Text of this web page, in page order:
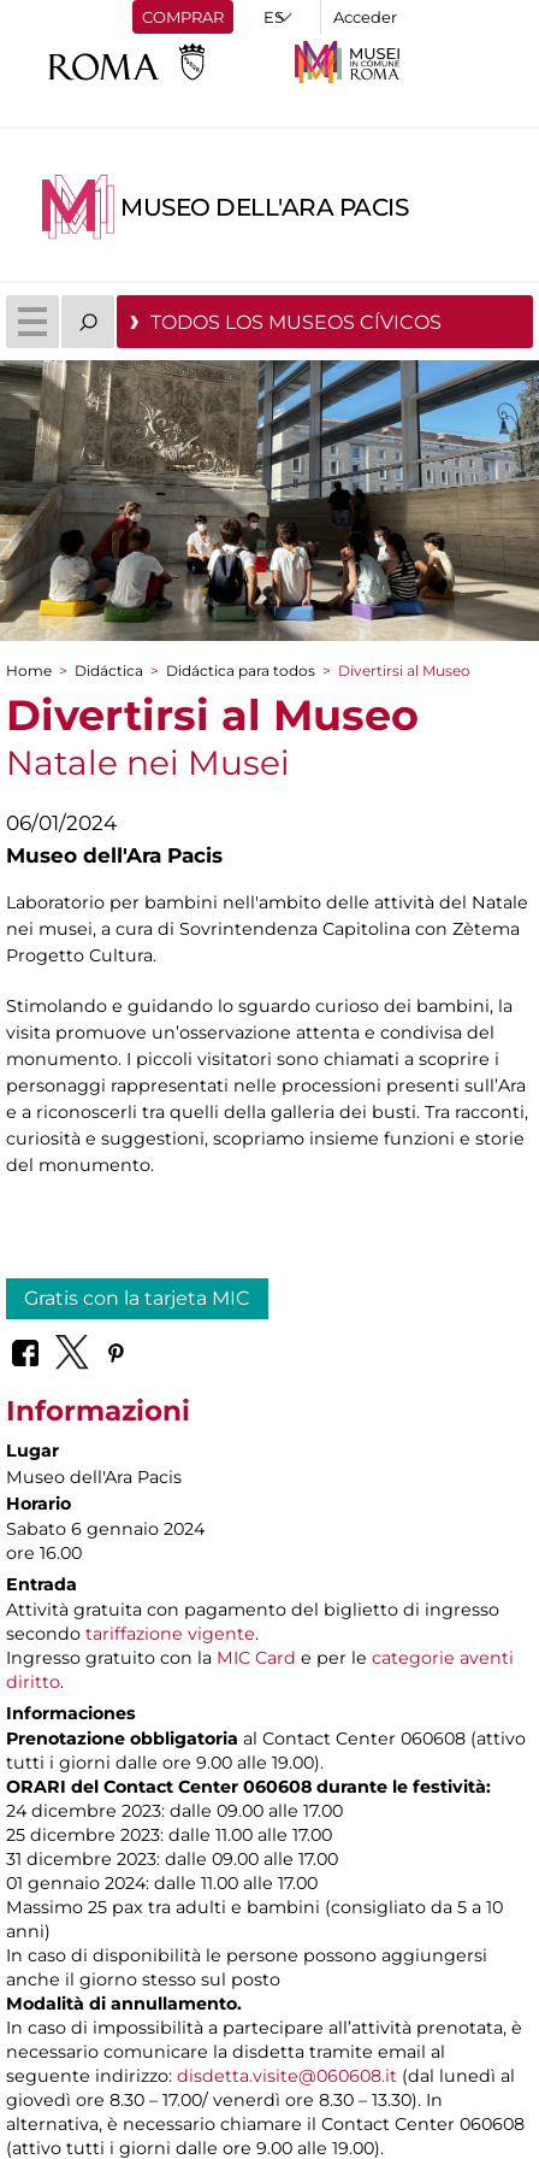
COMPRAR Acceder
MUSEO DELL'ARA PACIS
TODOS LOS MUSEOS CÍVICOS
You are here
Home > Didáctica > Didáctica para todos > Divertirsi al Museo
Divertirsi al Museo
Natale nei Musei
06/01/2024
Museo dell'Ara Pacis
Laboratorio per bambini nell'ambito delle attività del Natale
nei musei, a cura di Sovrintendenza Capitolina con Zètema
Progetto Cultura.
Stimolando e guidando lo sguardo curioso dei bambini, la
visita promuove un’osservazione attenta e condivisa del
monumento. I piccoli visitatori sono chiamati a scoprire i
personaggi rappresentati nelle processioni presenti sull’Ara
e a riconoscerli tra quelli della galleria dei busti. Tra racconti,
curiosità e suggestioni, scopriamo insieme funzioni e storie
del monumento.
Gratis con la tarjeta MIC
Informazioni
Lugar
Museo dell'Ara Pacis
Horario
Sabato 6 gennaio 2024
ore 16.00
Entrada
Attività gratuita con pagamento del biglietto di ingresso
secondo tariffazione vigente.
Ingresso gratuito con la MIC Card e per le categorie aventi
diritto.
Informaciones
Prenotazione obbligatoria al Contact Center 060608 (attivo
tutti i giorni dalle ore 9.00 alle 19.00).
ORARI del Contact Center 060608 durante le festività:
24 dicembre 2023: dalle 09.00 alle 17.00
25 dicembre 2023: dalle 11.00 alle 17.00
31 dicembre 2023: dalle 09.00 alle 17.00
01 gennaio 2024: dalle 11.00 alle 17.00
Massimo 25 pax tra adulti e bambini (consigliato da 5 a 10
anni)
In caso di disponibilità le persone possono aggiungersi
anche il giorno stesso sul posto
Modalità di annullamento.
In caso di impossibilità a partecipare all’attività prenotata, è
necessario comunicare la disdetta tramite email al
seguente indirizzo: disdetta.visite@060608.it (dal lunedì al
giovedì ore 8.30 – 17.00/ venerdì ore 8.30 – 13.30). In
alternativa, è necessario chiamare il Contact Center 060608
(attivo tutti i giorni dalle ore 9.00 alle 19.00).